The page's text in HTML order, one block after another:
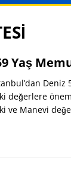
Yaş
Deniz
değerlere
ve Manevi